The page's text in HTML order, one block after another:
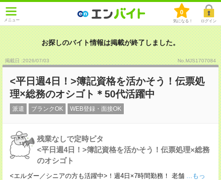
メニュー
0
気になる！ ログイン
お探しのバイト情報は掲載が終了しました。
掲載日 :2026/07/03 No.MJS1707084
<平日週4日！>簿記資格を活かそう！伝票処
理×総務のオシゴト＊50代活躍中
派遣 ブランクOK WEB登録・面接OK
残業なしで定時ピタ
<平日週4日！>簿記資格を活かそう！伝票処理×総務
のオシゴト
<エルダー／シニアの方も活躍中>！週4日×7時間勤務！ 老舗 ...もっ